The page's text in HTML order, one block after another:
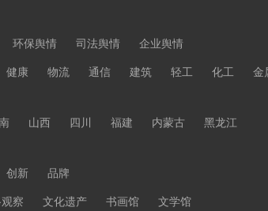
环保舆情 司法舆情 企业舆情
健康 物流 通信 建筑 轻工 化工
金
山西 四川 福建 内蒙古
黑龙江
创新 品牌
察 文化遗产 书画馆 文学馆